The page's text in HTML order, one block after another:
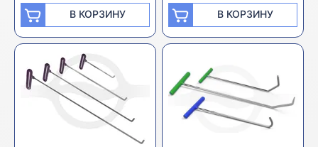
В КОРЗИНУ В КОРЗИНУ